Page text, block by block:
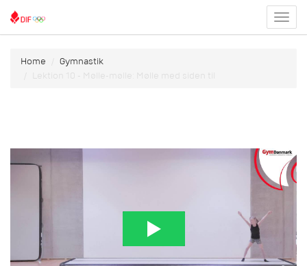
menu
Home
Gymnastik
Lektion 10 - Mølle-mølle: Mølle med siden til